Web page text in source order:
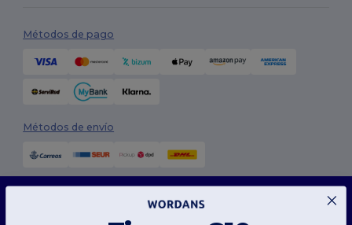
Métodos de pago
Métodos de envío
Nuestro sitio web utiliza cookies propias y de terceros para mejorar la funcionalidad
general, recordar tus preferencias, analizar el rendimiento del sitio web y garantizar